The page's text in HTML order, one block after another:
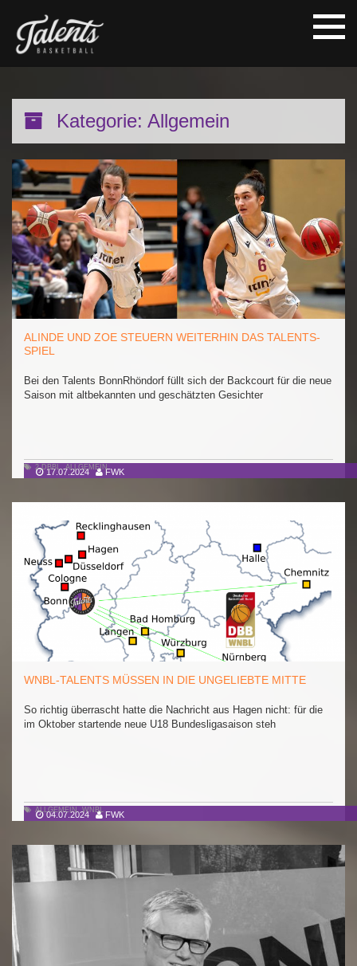
Kategorie: Allgemein
17.07.2024 FWK
ALINDE UND ZOE STEUERN WEITERHIN DAS TALENTS-
SPIEL
Bei den Talents BonnRhöndorf füllt sich der Backcourt für die neue
Saison mit altbekannten und geschätzten Gesichter
2.DBBL,ALLGEMEIN
04.07.2024 FWK
WNBL-TALENTS MÜSSEN IN DIE UNGELIEBTE MITTE
So richtig überrascht hatte die Nachricht aus Hagen nicht: für die
im Oktober startende neue U18 Bundesligasaison steh
ALLGEMEIN,WNBL